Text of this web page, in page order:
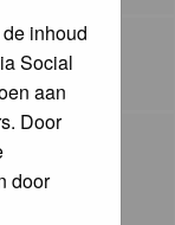
inhoud
Social
aan
Door
door